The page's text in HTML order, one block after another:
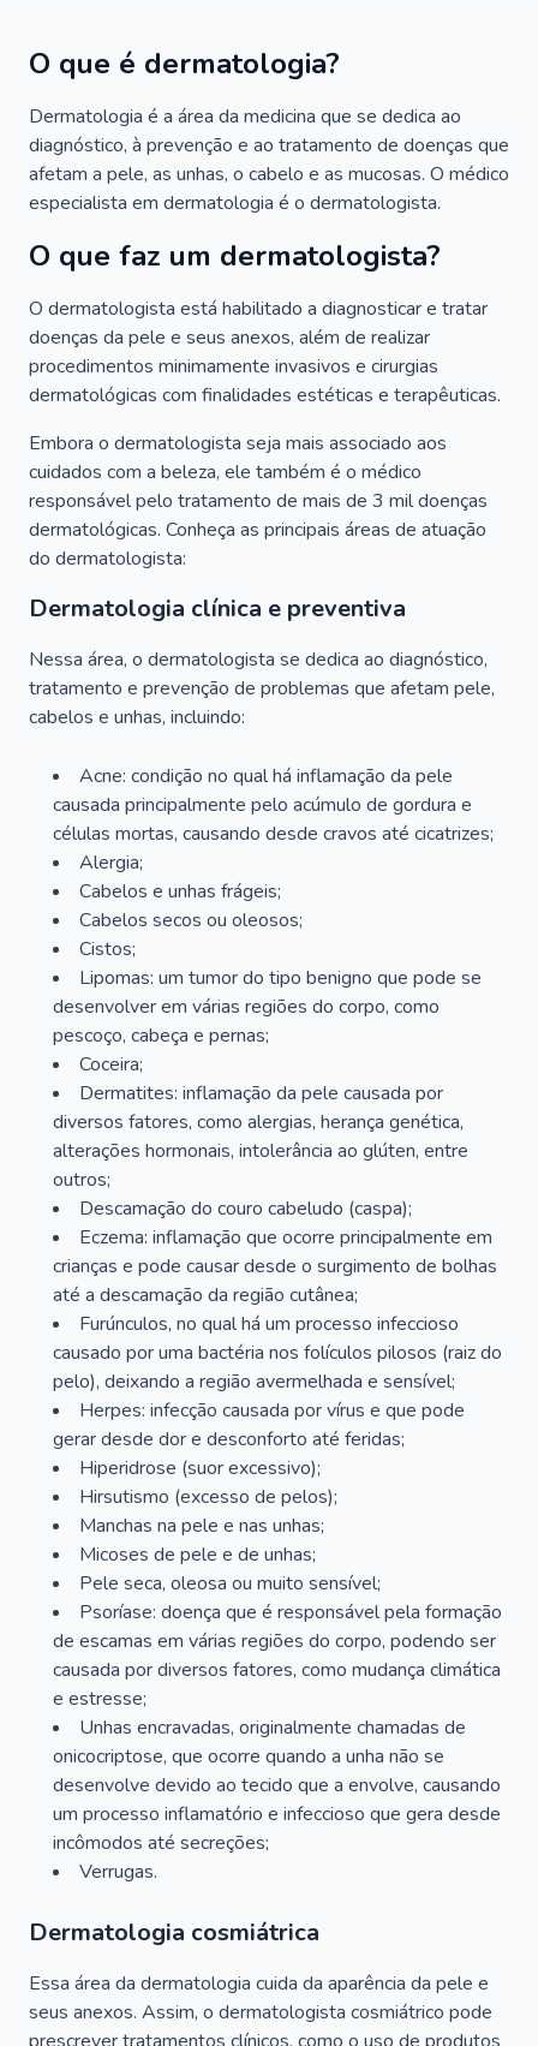
O que é dermatologia?
Dermatologia é a área da medicina que se dedica ao
diagnóstico, à prevenção e ao tratamento de doenças que
afetam a pele, as unhas, o cabelo e as mucosas. O médico
especialista em dermatologia é o dermatologista.
O que faz um dermatologista?
O dermatologista está habilitado a diagnosticar e tratar
doenças da pele e seus anexos, além de realizar
procedimentos minimamente invasivos e cirurgias
dermatológicas com finalidades estéticas e terapêuticas.
Embora o dermatologista seja mais associado aos
cuidados com a beleza, ele também é o médico
responsável pelo tratamento de mais de 3 mil doenças
dermatológicas. Conheça as principais áreas de atuação
do dermatologista:
Dermatologia clínica e preventiva
Nessa área, o dermatologista se dedica ao diagnóstico,
tratamento e prevenção de problemas que afetam pele,
cabelos e unhas, incluindo:
Acne: condição no qual há inflamação da pele
causada principalmente pelo acúmulo de gordura e
células mortas, causando desde cravos até cicatrizes;
Alergia;
Cabelos e unhas frágeis;
Cabelos secos ou oleosos;
Cistos;
Lipomas: um tumor do tipo benigno que pode se
desenvolver em várias regiões do corpo, como
pescoço, cabeça e pernas;
Coceira;
Dermatites: inflamação da pele causada por
diversos fatores, como alergias, herança genética,
alterações hormonais, intolerância ao glúten, entre
outros;
Descamação do couro cabeludo (caspa);
Eczema: inflamação que ocorre principalmente em
crianças e pode causar desde o surgimento de bolhas
até a descamação da região cutânea;
Furúnculos, no qual há um processo infeccioso
causado por uma bactéria nos folículos pilosos (raiz do
pelo), deixando a região avermelhada e sensível;
Herpes: infecção causada por vírus e que pode
gerar desde dor e desconforto até feridas;
Hiperidrose (suor excessivo);
Hirsutismo (excesso de pelos);
Manchas na pele e nas unhas;
Micoses de pele e de unhas;
Pele seca, oleosa ou muito sensível;
Psoríase: doença que é responsável pela formação
de escamas em várias regiões do corpo, podendo ser
causada por diversos fatores, como mudança climática
e estresse;
Unhas encravadas, originalmente chamadas de
onicocriptose, que ocorre quando a unha não se
desenvolve devido ao tecido que a envolve, causando
um processo inflamatório e infeccioso que gera desde
incômodos até secreções;
Verrugas.
Dermatologia cosmiátrica
Essa área da dermatologia cuida da aparência da pele e
seus anexos. Assim, o dermatologista cosmiátrico pode